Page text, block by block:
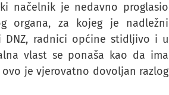
načelnik je nedavno proglasio
organa, za kojeg je nadležni
radnici općine stidljivo i u
vlast se ponaša kao da ima
je vjerovatno dovoljan razlog